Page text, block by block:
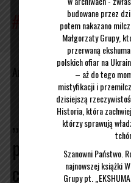
Archiwum dla grudzień 2014
„Komorowski
prezydenckim
czytał aneks do
budowane przez
potem nakazano
Małgorzaty Grupy,
przerwaną
polskich ofiar na
– aż do tego
mistyfikacji i
dzisiejszą
Historia, która
którzy sprawują
Szanowni Państwo.
najnowszej książki
Grupy pt.